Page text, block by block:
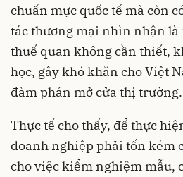
chuẩn mực quốc tế mà còn
tác thương mại nhìn nhận là
thuế quan không cần thiết,
học, gây khó khăn cho Việt
đàm phán mở cửa thị trường.
Thực tế cho thấy, để thực
doanh nghiệp phải tốn kém
cho việc kiểm nghiệm mẫu,